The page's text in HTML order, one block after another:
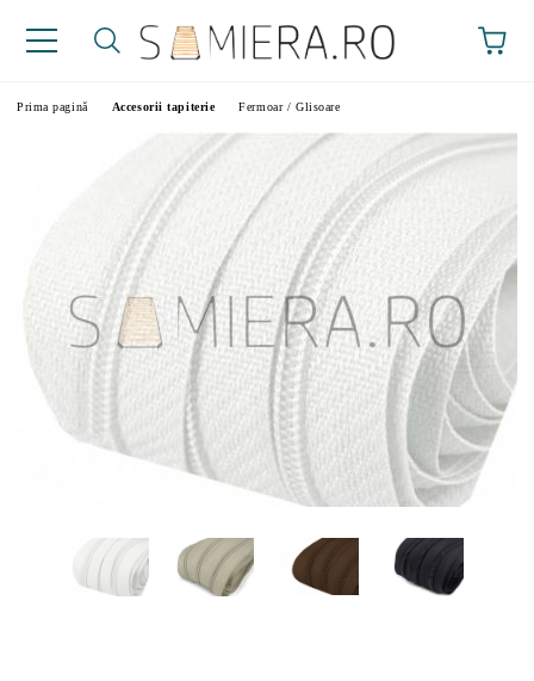
Prima pagină Accesorii tapiterie Fermoar / Glisoare